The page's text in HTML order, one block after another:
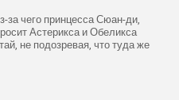
за чего принцесса Сюан-ди,
Астерикса и Обеликса
не подозревая, что туда же